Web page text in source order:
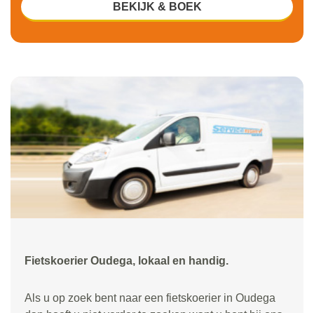
Fietskoerier Oudega, lokaal en handig.
Als u op zoek bent naar een fietskoerier in Oudega
BEKIJK & BOEK